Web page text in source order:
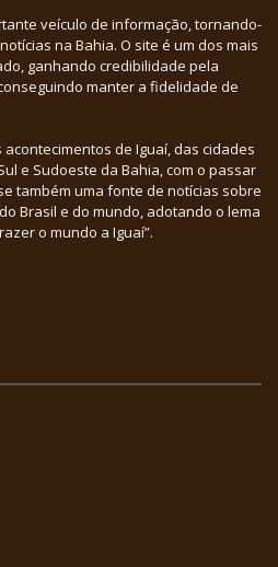
veículo de informação, tornando-
na Bahia. O site é um dos mais
ganhando credibilidade pela
manter a fidelidade de
de Iguaí, das cidades
e Sudoeste da Bahia, com o passar
também uma fonte de notícias sobre
Brasil e do mundo, adotando o lema
o mundo a Iguaí”.